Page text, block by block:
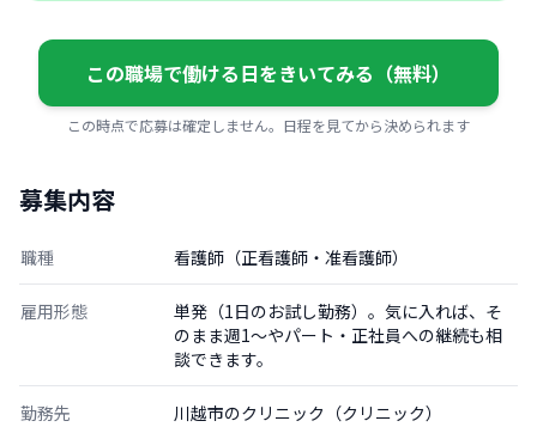
この職場で働ける日をきいてみる（無料）
この時点で応募は確定しません。日程を見てから決められます
募集内容
職種 看護師（正看護師・准看護師）
雇用形態
単発（1日のお試し勤務）。気に入れば、そ
のまま週1〜やパート・正社員への継続も相
談できます。
勤務先 川越市のクリニック（クリニック）